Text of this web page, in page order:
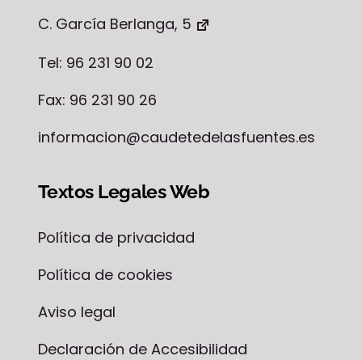
C. García Berlanga, 5
Tel: 96 231 90 02
Fax: 96 231 90 26
informacion@caudetedelasfuentes.es
Textos Legales Web
Política de privacidad
Política de cookies
Aviso legal
Declaración de Accesibilidad